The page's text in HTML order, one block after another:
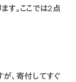
す。ここでは2点
、寄付してすぐ